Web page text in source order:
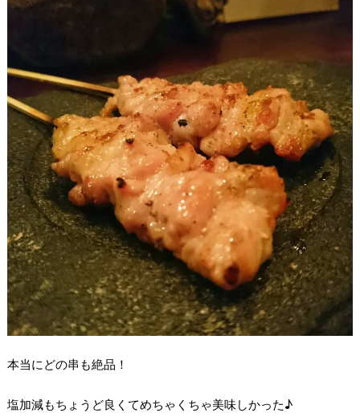
本当にどの串も絶品！
塩加減もちょうど良くてめちゃくちゃ美味しかった♪